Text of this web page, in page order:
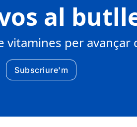
al
vitamines per
Subscriure'm